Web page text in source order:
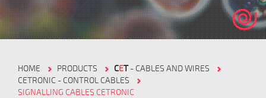
HOME PRODUCTS CET- CABLES AND WIRES
CETRONIC - CONTROL CABLES
SIGNALLING CABLES CETRONIC